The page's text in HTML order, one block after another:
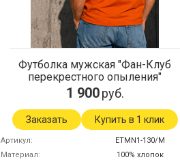
Футболка мужская "Фан-Клуб
перекрестного опыления"
1 900 руб.
Заказать Купить в 1 клик
Артикул
ETMN1-130/M
Материал
100% хлопок